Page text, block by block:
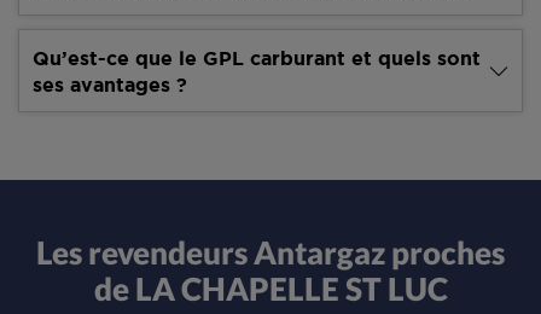
Qu’est-ce que le GPL carburant et quels sont
ses avantages ?
Les revendeurs Antargaz proches
de LA CHAPELLE ST LUC